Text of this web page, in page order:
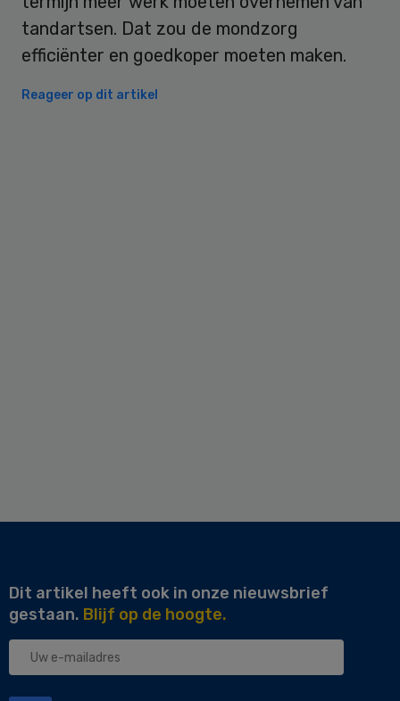
tandartsen. Dat zou de mondzorg
efficiënter en goedkoper moeten maken.
Reageer op dit artikel
Dit artikel heeft ook in onze nieuwsbrief
gestaan. Blijf op de hoogte.
Uw